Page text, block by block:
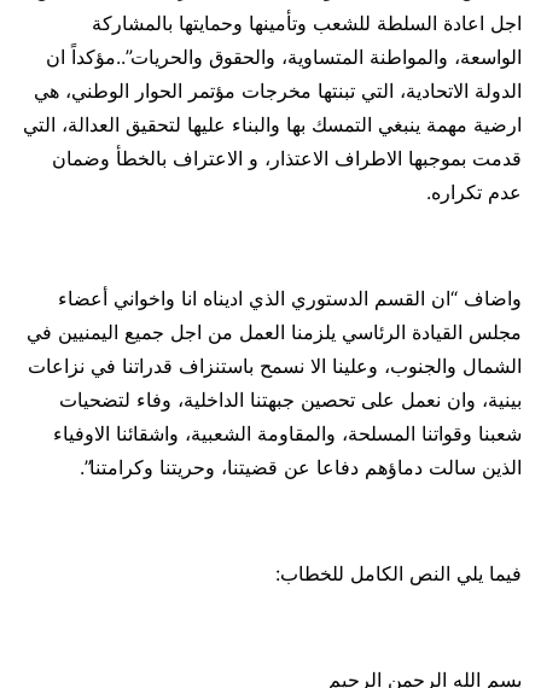
اجل اعادة السلطة للشعب وتأمينها وحمايتها بالمشاركة
الواسعة، والمواطنة المتساوية، والحقوق والحريات”..مؤكداً ان
الدولة الاتحادية، التي تبنتها مخرجات مؤتمر الحوار الوطني، هي
ارضية مهمة ينبغي التمسك بها والبناء عليها لتحقيق العدالة، التي
قدمت بموجبها الاطراف الاعتذار، و الاعتراف بالخطأ وضمان
عدم تكراره.
واضاف “ان القسم الدستوري الذي اديناه انا واخواني أعضاء
مجلس القيادة الرئاسي يلزمنا العمل من اجل جميع اليمنيين في
الشمال والجنوب، وعلينا الا نسمح باستنزاف قدراتنا في نزاعات
بينية، وان نعمل على تحصين جبهتنا الداخلية، وفاء لتضحيات
شعبنا وقواتنا المسلحة، والمقاومة الشعبية، واشقائنا الاوفياء
الذين سالت دماؤهم دفاعا عن قضيتنا، وحريتنا وكرامتنا”.
فيما يلي النص الكامل للخطاب:
بسم الله الرحمن الرحيم